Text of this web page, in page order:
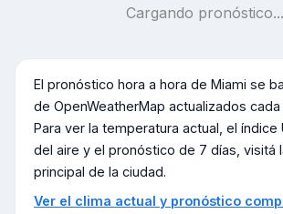
Cargando pronóstico...
El pronóstico hora a hora de Miami se
de OpenWeatherMap actualizados
Para ver la temperatura actual, el índice
del aire y el pronóstico de 7 días, visitá
principal de la ciudad.
Ver el clima actual y pronóstico